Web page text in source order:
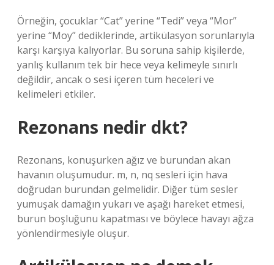
Örneğin, çocuklar “Cat” yerine “Tedi” veya “Mor”
yerine “Moy” dediklerinde, artikülasyon sorunlarıyla
karşı karşıya kalıyorlar. Bu soruna sahip kişilerde,
yanlış kullanım tek bir hece veya kelimeyle sınırlı
değildir, ancak o sesi içeren tüm heceleri ve
kelimeleri etkiler.
Rezonans nedir dkt?
Rezonans, konuşurken ağız ve burundan akan
havanın oluşumudur. m, n, nq sesleri için hava
doğrudan burundan gelmelidir. Diğer tüm sesler
yumuşak damağın yukarı ve aşağı hareket etmesi,
burun boşluğunu kapatması ve böylece havayı ağza
yönlendirmesiyle oluşur.